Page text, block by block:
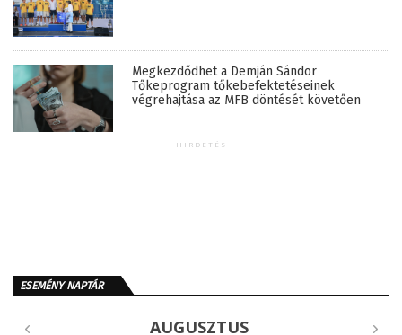
Megkezdődhet a Demján Sándor
Tőkeprogram tőkebefektetéseinek
végrehajtása az MFB döntését követően
HIRDETÉS
ESEMÉNY NAPTÁR
AUGUSZTUS